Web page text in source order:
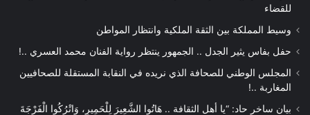
للقضاء
وسيط المملكة بين الثقة الملكية وانتظار المواطن
حفل بفاس يثير الجدل .. الجمهور ينتظر رواية الفنان محمد العسري ..!
المجلس الوطني للصحافة الذي نريده في النقابة المستقلة للصحافيين
المغاربة ..!
بيان ساخر حاد: “يا أهل الثقافة .. هَاتُوا الشَّعِيرَ لِلْحَمِيرِ، وَاتْرُكُوا الْفَرْجَةَ